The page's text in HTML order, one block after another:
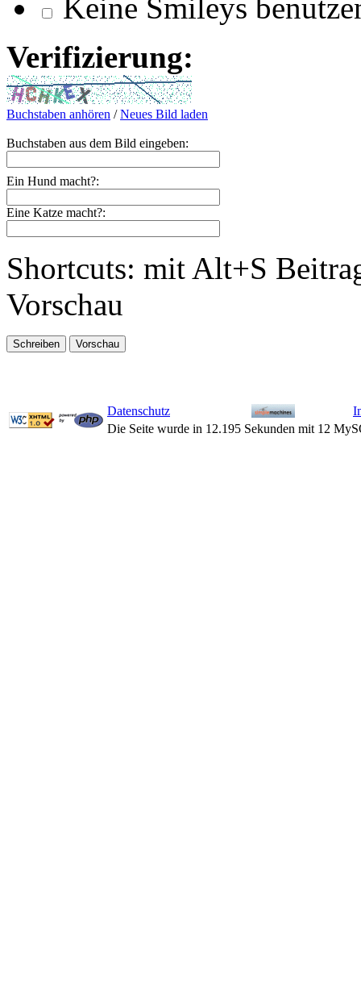
Keine Smileys
Verifizierung:
Buchstaben anhören /Neues Bild laden
Buchstaben aus dem Bild eingeben:
Ein Hund macht?:
Eine Katze macht?:
Shortcuts: mit Alt+S
Vorschau
Datenschutz
Die Seite wurde in 12.195 Sekunden mit 12